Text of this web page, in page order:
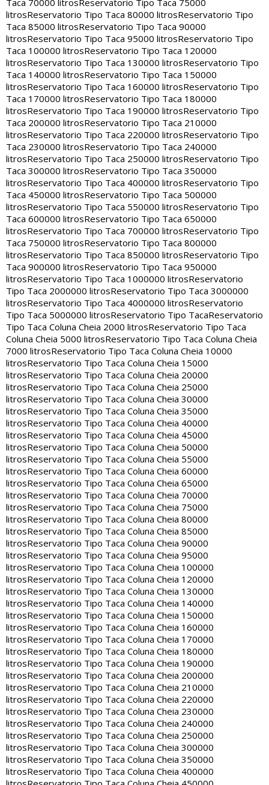
Taca 70000 litros Reservatorio Tipo Taca 75000
litrosReservatorio Tipo Taca 80000 litrosReservatorio Tipo
Taca 85000 litrosReservatorio Tipo Taca 90000
litrosReservatorio Tipo Taca 95000 litrosReservatorio Tipo
Taca 100000 litrosReservatorio Tipo Taca 120000
litrosReservatorio Tipo Taca 130000 litrosReservatorio Tipo
Taca 140000 litrosReservatorio Tipo Taca 150000
litrosReservatorio Tipo Taca 160000 litrosReservatorio Tipo
Taca 170000 litrosReservatorio Tipo Taca 180000
litrosReservatorio Tipo Taca 190000 litrosReservatorio Tipo
Taca 200000 litrosReservatorio Tipo Taca 210000
litrosReservatorio Tipo Taca 220000 litrosReservatorio Tipo
Taca 230000 litrosReservatorio Tipo Taca 240000
litrosReservatorio Tipo Taca 250000 litrosReservatorio Tipo
Taca 300000 litrosReservatorio Tipo Taca 350000
litrosReservatorio Tipo Taca 400000 litrosReservatorio Tipo
Taca 450000 litrosReservatorio Tipo Taca 500000
litrosReservatorio Tipo Taca 550000 litrosReservatorio Tipo
Taca 600000 litrosReservatorio Tipo Taca 650000
litrosReservatorio Tipo Taca 700000 litrosReservatorio Tipo
Taca 750000 litrosReservatorio Tipo Taca 800000
litrosReservatorio Tipo Taca 850000 litrosReservatorio Tipo
Taca 900000 litrosReservatorio Tipo Taca 950000
litrosReservatorio Tipo Taca 1000000 litrosReservatorio
Tipo Taca 2000000 litrosReservatorio Tipo Taca 3000000
litrosReservatorio Tipo Taca 4000000 litrosReservatorio
Tipo Taca 5000000 litrosReservatorio Tipo TacaReservatorio
Tipo Taca Coluna Cheia 2000 litrosReservatorio Tipo Taca
Coluna Cheia 5000 litrosReservatorio Tipo Taca Coluna Cheia
7000 litrosReservatorio Tipo Taca Coluna Cheia 10000
litrosReservatorio Tipo Taca Coluna Cheia 15000
litrosReservatorio Tipo Taca Coluna Cheia 20000
litrosReservatorio Tipo Taca Coluna Cheia 25000
litrosReservatorio Tipo Taca Coluna Cheia 30000
litrosReservatorio Tipo Taca Coluna Cheia 35000
litrosReservatorio Tipo Taca Coluna Cheia 40000
litrosReservatorio Tipo Taca Coluna Cheia 45000
litrosReservatorio Tipo Taca Coluna Cheia 50000
litrosReservatorio Tipo Taca Coluna Cheia 55000
litrosReservatorio Tipo Taca Coluna Cheia 60000
litrosReservatorio Tipo Taca Coluna Cheia 65000
litrosReservatorio Tipo Taca Coluna Cheia 70000
litrosReservatorio Tipo Taca Coluna Cheia 75000
litrosReservatorio Tipo Taca Coluna Cheia 80000
litrosReservatorio Tipo Taca Coluna Cheia 85000
litrosReservatorio Tipo Taca Coluna Cheia 90000
litrosReservatorio Tipo Taca Coluna Cheia 95000
litrosReservatorio Tipo Taca Coluna Cheia 100000
litrosReservatorio Tipo Taca Coluna Cheia 120000
litrosReservatorio Tipo Taca Coluna Cheia 130000
litrosReservatorio Tipo Taca Coluna Cheia 140000
litrosReservatorio Tipo Taca Coluna Cheia 150000
litrosReservatorio Tipo Taca Coluna Cheia 160000
litrosReservatorio Tipo Taca Coluna Cheia 170000
litrosReservatorio Tipo Taca Coluna Cheia 180000
litrosReservatorio Tipo Taca Coluna Cheia 190000
litrosReservatorio Tipo Taca Coluna Cheia 200000
litrosReservatorio Tipo Taca Coluna Cheia 210000
litrosReservatorio Tipo Taca Coluna Cheia 220000
litrosReservatorio Tipo Taca Coluna Cheia 230000
litrosReservatorio Tipo Taca Coluna Cheia 240000
litrosReservatorio Tipo Taca Coluna Cheia 250000
litrosReservatorio Tipo Taca Coluna Cheia 300000
litrosReservatorio Tipo Taca Coluna Cheia 350000
litrosReservatorio Tipo Taca Coluna Cheia 400000